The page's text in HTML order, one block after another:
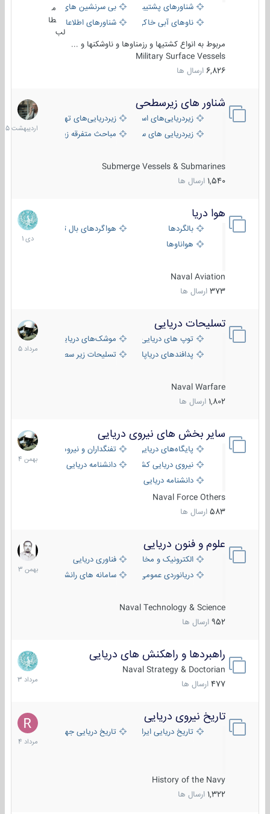
شناورهای پشتیبانی
بی سرنشین های دریایی
ناوهای آبی خاکی و نیروبرشناورهای اطلاعاتی و جاسوسی
طا
لب
مربوط به انواع کشتیها و رزمناوها و ناوشکنها و ...
Military Surface Vessels
6,826 ارسال ها
شناور های زیرسطحی
زیردریایی‌های استراتژیکزیردریایی‌های تهاجمی
زیردریایی های سبک
مباحث متفرقه زیرسطحی
Submerge Vessels & Submarines
1,540 ارسال ها
31
1405
هوا دریا
بالگردها
هواگردهای بال ثابت
هواناوها
Naval Aviation
373 ارسال ها
12
دی
1401
تسلیحات دریایی
توپ های دریایی
موشک‌های دریایی
پدافندهای دریاپایه
تسلیحات زیر سطحی
Naval Warfare
1,802 ارسال ها
2
مرداد
1405
سایر بخش های نیروی دریایی
پایگاه‌های دریایی
تفنگداران و نیروهای ویژه‌ی دریایی
نیروی دریایی کشورهای مختلفدانشنامه دریایی
دانشنامه دریایی کپی
Naval Force Others
583 ارسال ها
22
بهمن
1404
علوم و فنون دریایی
الکترونیک و مخابرات دریاییفناوری دریایی
دریانوردی عمومی
سامانه های رانشی دریایی
Naval Technology & Science
952 ارسال ها
6
بهمن
1403
راهبردها و راهکنش های دریایی
Naval Strategy & Doctorian
477 ارسال ها
2
مرداد
1403
تاریخ نیروی دریایی
تاریخ دریایی ایران تاریخ دریایی جهان
History of the Navy
1,322 ارسال ها
16
مرداد
1404